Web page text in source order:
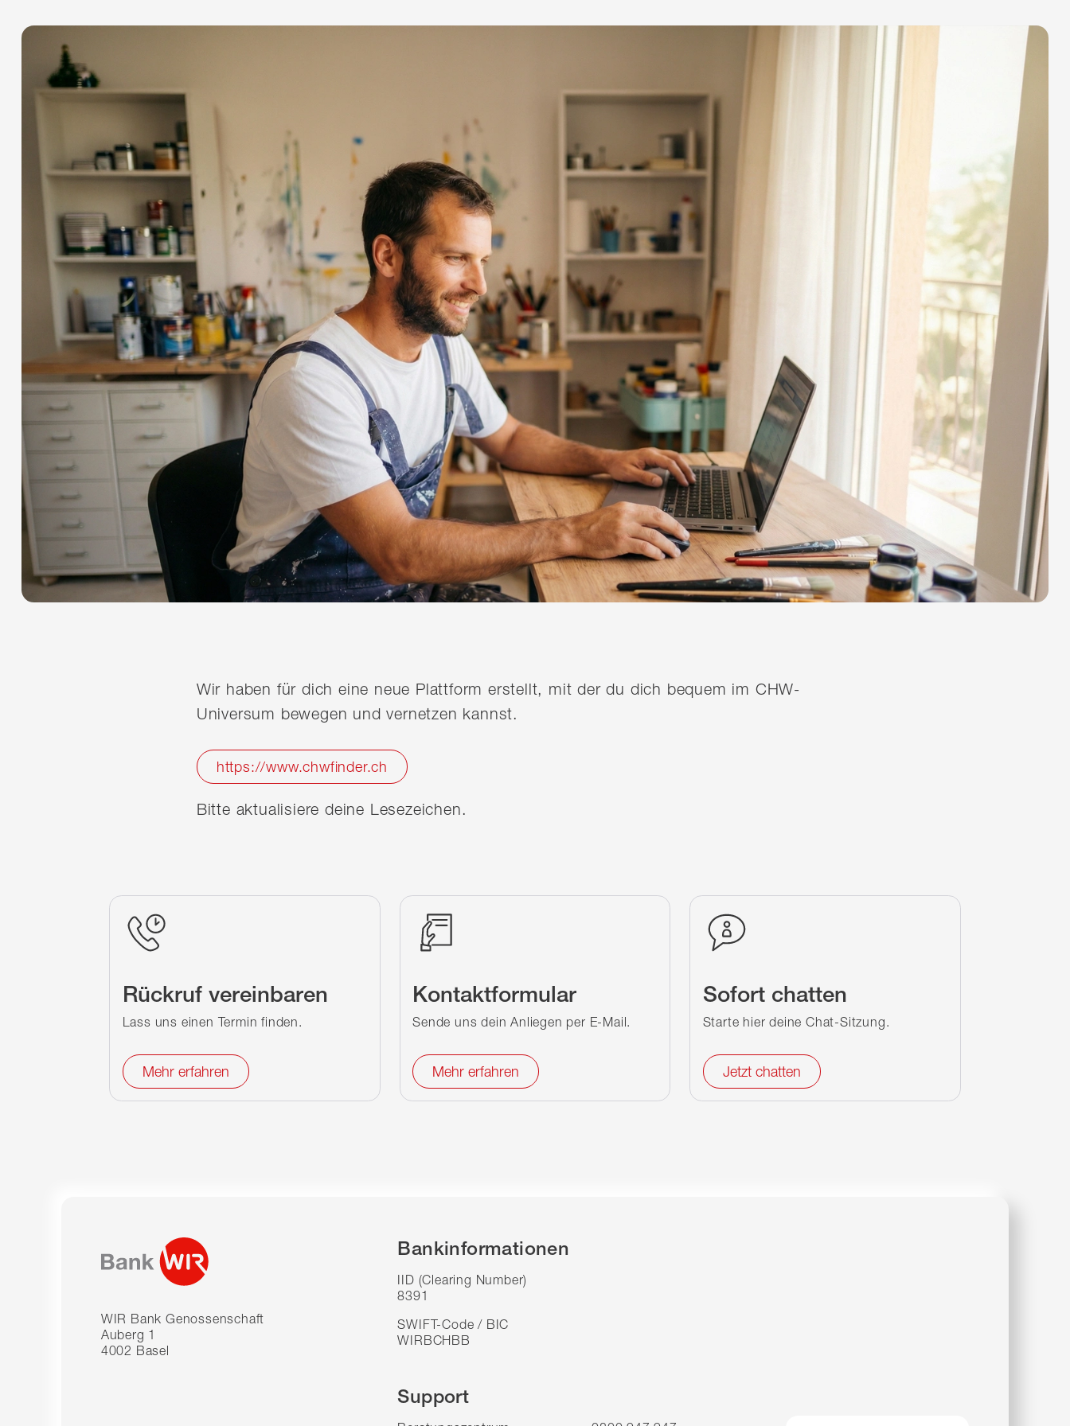
Wir haben für dich eine neue Plattform erstellt, mit der du dich bequem im CHW-
Universum bewegen und vernetzen kannst.
https://www.chwfinder.ch
Bitte aktualisiere deine Lesezeichen.
Rückruf vereinbaren
Lass uns einen Termin finden.
Mehr erfahren
Kontaktformular
Sende uns dein Anliegen per E-Mail.
Mehr erfahren
Sofort chatten
Starte hier deine Chat-Sitzung.
Jetzt chatten
WIR Bank Genossenschaft
Auberg 1
4002 Basel
Bankinformationen
IID (Clearing Number)
8391
SWIFT-Code / BIC
WIRBCHBB
Support